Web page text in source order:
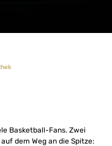
Basketball-Fans. Zwei
dem Weg an die Spitze: